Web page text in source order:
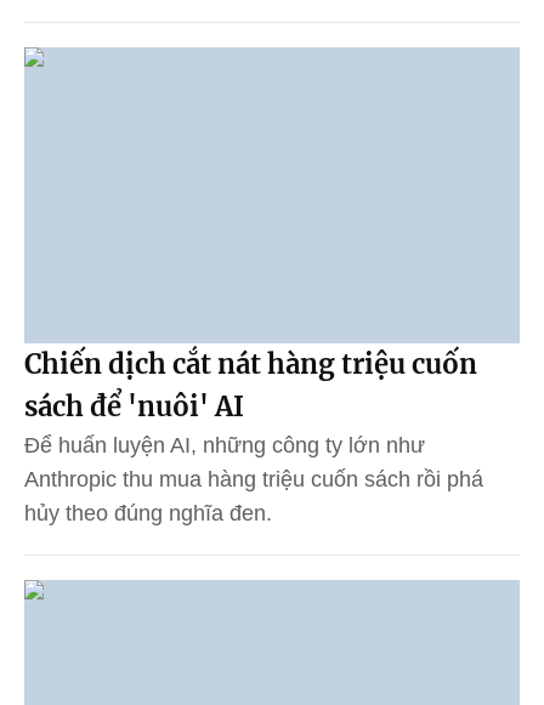
Chiến dịch cắt nát hàng triệu cuốn
sách để 'nuôi' AI
Để huấn luyện AI, những công ty lớn như
Anthropic thu mua hàng triệu cuốn sách rồi phá
hủy theo đúng nghĩa đen.